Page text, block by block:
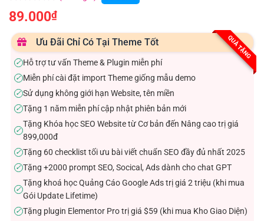
Được
xếp
0.0
5
sao
89.000₫
QUÀ TẶNG
Ưu Đãi Chỉ Có Tại Theme Tốt
✓Hỗ trợ tư vấn Theme & Plugin miễn phí
✓Miễn phí cài đặt import Theme giống mẫu demo
✓Sử dụng không giới hạn Website, tên miền
✓Tặng 1 năm miễn phí cập nhật phiên bản mới
✓
Tặng Khóa học SEO Website từ Cơ bản đến Nâng cao trị giá
899,000đ
✓Tặng 60 checklist tối ưu bài viết chuẩn SEO đầy đủ nhất 2025
✓Tặng +2000 prompt SEO, Socical, Ads dành cho chat GPT
✓
Tặng khoá học Quảng Cáo Google Ads trị giá 2 triệu (khi mua
Gói Update Lifetime)
✓Tặng plugin Elementor Pro trị giá $59 (khi mua Kho Giao Diện)